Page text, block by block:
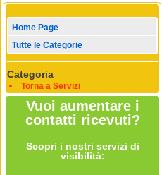
Home Page
Tutte le Categorie
Categoria
Torna a Servizi
Vuoi aumentare i
contatti ricevuti?
Scopri i nostri servizi di
visibilità: